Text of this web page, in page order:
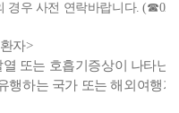
우 사전 연락바랍니다. (☎02-
자>
또는 호흡기증상이 나타난
하는 국가 또는 해외여행